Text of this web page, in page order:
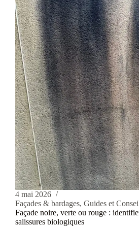
4 mai 2026
Façades & bardages, Guides et
Façade noire, verte ou rouge :
salissures biologiques